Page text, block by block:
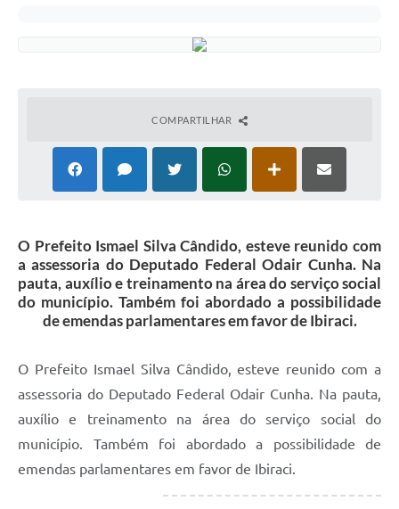
COMPARTILHAR
O Prefeito Ismael Silva Cândido, esteve reunido com
a assessoria do Deputado Federal Odair Cunha. Na
pauta, auxílio e treinamento na área do serviço social
do município. Também foi abordado a possibilidade
de emendas parlamentares em favor de Ibiraci.
O Prefeito Ismael Silva Cândido, esteve reunido com a
assessoria do Deputado Federal Odair Cunha. Na pauta,
auxílio e treinamento na área do serviço social do
município. Também foi abordado a possibilidade de
emendas parlamentares em favor de Ibiraci.